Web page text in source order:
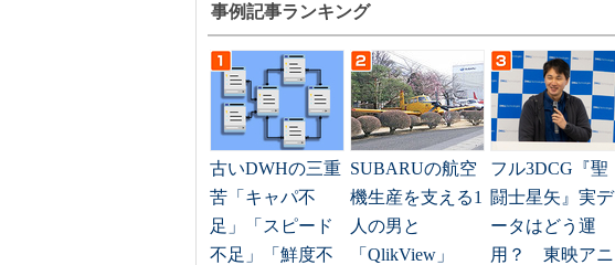
事例記事ランキング
古いDWHの三重
苦「キャパ不
足」「スピード
不足」「鮮度不
SUBARUの航空
機生産を支える1
人の男と
「QlikView」
フル3DCG『聖
闘士星矢』実デ
ータはどう運
用？ 東映アニ